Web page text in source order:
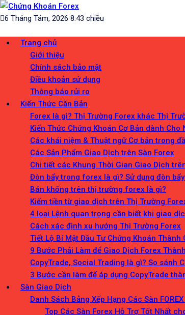
Skip
to
Chứng Khoán Forex
Blog chia sẻ về Chứng Khoán và Forex
6 Tháng Tám, 2026 8:43 chiều
Trang chủ
Giới thiệu
Chính sách bảo mật
Điều khoản sử dụng
Thông báo rủi ro
Kiến Thức Căn Bản
Forex là gì? Thị Trường Forex khác Thị
Kiến Thức Chứng Khoán Cơ Bản dành
Các khái niệm & Thuật ngữ Cơ bản trong
Các Sản Phẩm Giao Dịch trên Sàn Forex
Chi tiết các Khung Thời Gian Giao Dịch
Đòn bẩy trong forex là gì? Sử dụng đòn
Bán khống trên thị trường forex là gì?
Kiếm tiền từ giao dịch trên Thị Trường
4 loại Lệnh quan trọng cần biết khi giao
Cách xác định xu hướng Thị Trường Forex
Tiết Lộ Bí Mật Đầu Tư Chứng Khoán Thành
9 Bước Phải Làm để Giao Dịch Forex
CopyTrade, Social Trading là gì? So sánh
3 Bước cần làm để áp dụng CopyTrade
Sàn Giao Dịch
Danh Sách Bảng Xếp Hạng Các Sàn
Top Các Sàn Forex Hỗ Trợ Tốt Nhất